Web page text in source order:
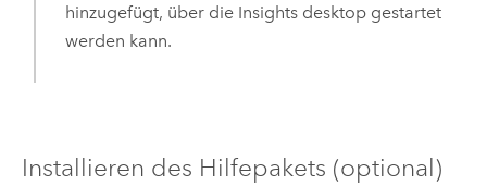
hinzugefügt, über die Insights desktopgestartet
werden kann.
Installieren des Hilfepakets (optional)